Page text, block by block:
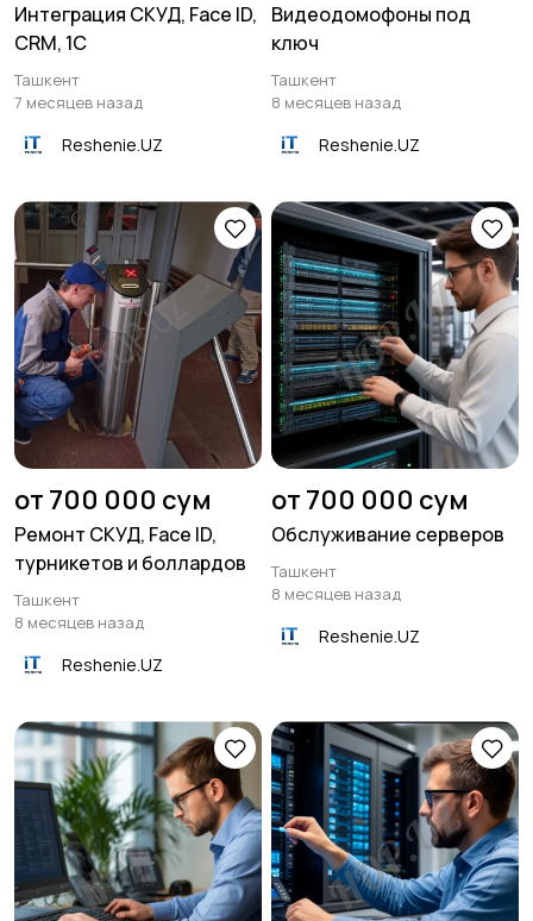
Интеграция СКУД, Face ID,
CRM, 1C
Ташкент
7 месяцев назад
Reshenie.UZ
Видеодомофоны под
ключ
Ташкент
8 месяцев назад
Reshenie.UZ
от 700 000 сум
Ремонт СКУД, Face ID,
турникетов и боллардов
Ташкент
8 месяцев назад
Reshenie.UZ
от 700 000 сум
Обслуживание серверов
Ташкент
8 месяцев назад
Reshenie.UZ